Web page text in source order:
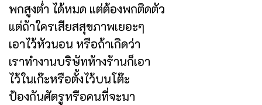
พกสูงต่ำ ได้หมด แต่ต้องพกติดตัว
แต่ถ้าใครเสียสสุขภาพเยอะๆ
เอาไว้หัวนอน หรือถ้าเกิดว่า
เราทำงานบริษัทห้างร้านก็เอา
ไว้ในเก๊ะหรือตั้งไว้บนโต๊ะ
ป้องกันศัตรูหรือคนที่จะมา